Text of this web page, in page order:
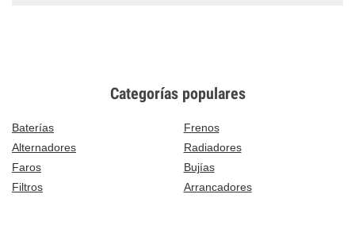
Categorías populares
Baterías
Frenos
Alternadores
Radiadores
Faros
Bujías
Filtros
Arrancadores